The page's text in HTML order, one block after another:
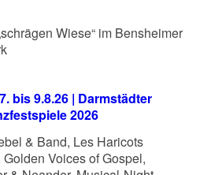
Wiese“ im Bensheimer
bis 9.8.26 | Darmstädter
2026
& Band, Les Haricots
Voices of Gospel,